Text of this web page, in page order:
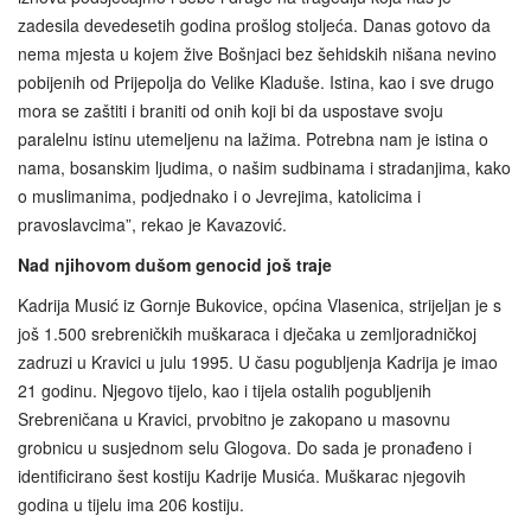
zadesila devedesetih godina prošlog stoljeća. Danas gotovo da
nema mjesta u kojem žive Bošnjaci bez šehidskih nišana nevino
pobijenih od Prijepolja do Velike Kladuše. Istina, kao i sve drugo
mora se zaštiti i braniti od onih koji bi da uspostave svoju
paralelnu istinu utemeljenu na lažima. Potrebna nam je istina o
nama, bosanskim ljudima, o našim sudbinama i stradanjima, kako
o muslimanima, podjednako i o Jevrejima, katolicima i
pravoslavcima”, rekao je Kavazović.
Nad njihovom dušom genocid još traje
Kadrija Musić iz Gornje Bukovice, općina Vlasenica, strijeljan je s
još 1.500 srebreničkih muškaraca i dječaka u zemljoradničkoj
zadruzi u Kravici u julu 1995. U času pogubljenja Kadrija je imao
21 godinu. Njegovo tijelo, kao i tijela ostalih pogubljenih
Srebreničana u Kravici, prvobitno je zakopano u masovnu
grobnicu u susjednom selu Glogova. Do sada je pronađeno i
identificirano šest kostiju Kadrije Musića. Muškarac njegovih
godina u tijelu ima 206 kostiju.